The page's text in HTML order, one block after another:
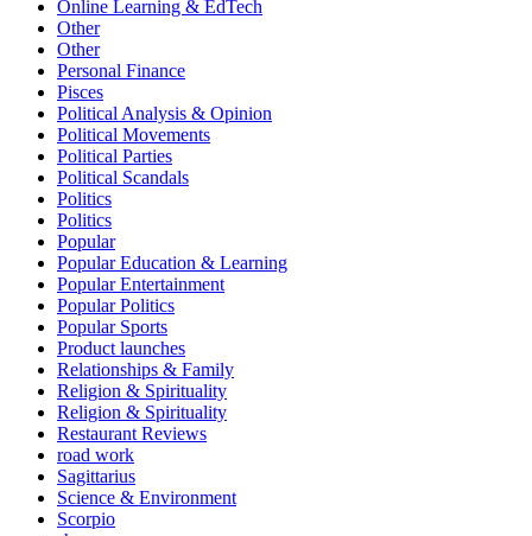
Online Learning & EdTech
Other
Other
Personal Finance
Pisces
Political Analysis & Opinion
Political Movements
Political Parties
Political Scandals
Politics
Politics
Popular
Popular Education & Learning
Popular Entertainment
Popular Politics
Popular Sports
Product launches
Relationships & Family
Religion & Spirituality
Religion & Spirituality
Restaurant Reviews
road work
Sagittarius
Science & Environment
Scorpio